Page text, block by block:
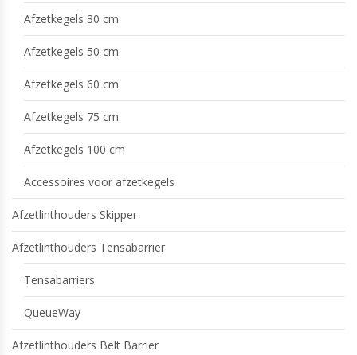
Afzetkegels 30 cm
Afzetkegels 50 cm
Afzetkegels 60 cm
Afzetkegels 75 cm
Afzetkegels 100 cm
Accessoires voor afzetkegels
Afzetlinthouders Skipper
Afzetlinthouders Tensabarrier
Tensabarriers
QueueWay
Afzetlinthouders Belt Barrier